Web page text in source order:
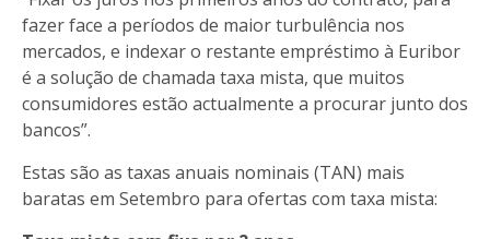
fazer face a períodos de maior turbulência nos
mercados, e indexar o restante empréstimo à Euribor
é a solução de chamada taxa mista, que muitos
consumidores estão actualmente a procurar junto dos
bancos”.
Estas são as taxas anuais nominais (TAN) mais
baratas em Setembro para ofertas com taxa mista: